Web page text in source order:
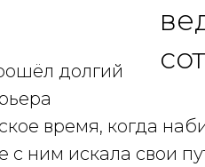
долгий
время, когда
с ним искала свои